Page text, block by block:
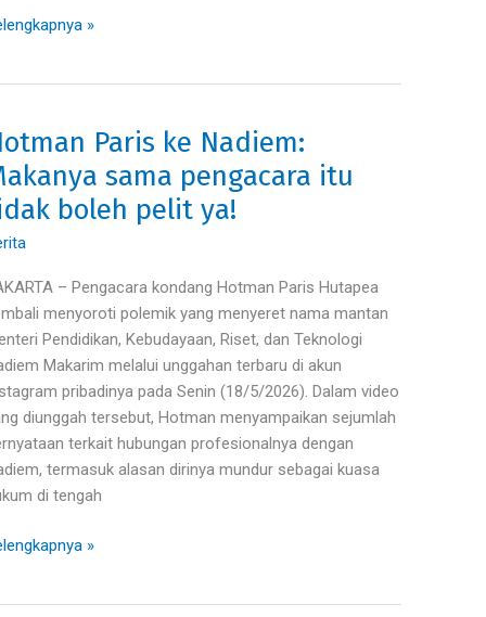
»
Paris ke Nadiem:
sama pengacara itu
boleh pelit ya!
– Pengacara kondang Hotman Paris Hutapea
menyoroti polemik yang menyeret nama mantan
Pendidikan, Kebudayaan, Riset, dan Teknologi
Makarim melalui unggahan terbaru di akun
pribadinya pada Senin (18/5/2026). Dalam video
diunggah tersebut, Hotman menyampaikan sejumlah
terkait hubungan profesionalnya dengan
termasuk alasan dirinya mundur sebagai kuasa
di tengah
»